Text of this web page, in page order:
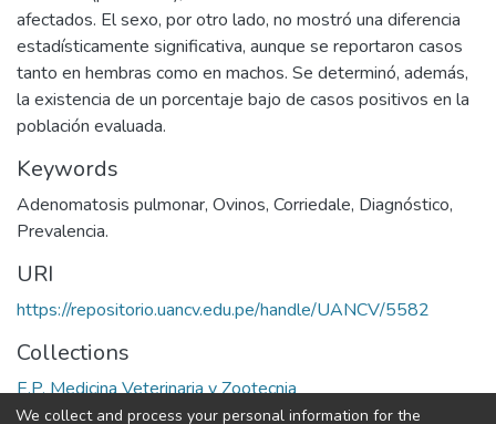
afectados. El sexo, por otro lado, no mostró una diferencia
estadísticamente significativa, aunque se reportaron casos
tanto en hembras como en machos. Se determinó, además,
la existencia de un porcentaje bajo de casos positivos en la
población evaluada.
Keywords
Adenomatosis pulmonar, Ovinos, Corriedale, Diagnóstico,
Prevalencia.
URI
https://repositorio.uancv.edu.pe/handle/UANCV/5582
Collections
E.P. Medicina Veterinaria y Zootecnia
We collect and process your personal information for the